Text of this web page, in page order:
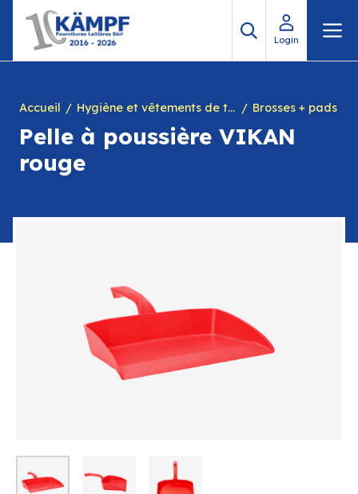
contenu
Login
Accueil Hygiène et vêtements de travail Brosses + pads
Pelle à poussière VIKAN
rouge